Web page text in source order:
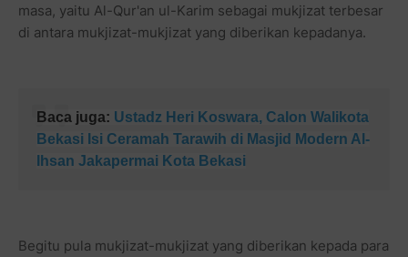
masa, yaitu Al-Qur'an ul-Karim sebagai mukjizat terbesar
di antara mukjizat-mukjizat yang diberikan kepadanya.
Baca juga: Ustadz Heri Koswara, Calon Walikota
Bekasi Isi Ceramah Tarawih di Masjid Modern Al-
Ihsan Jakapermai Kota Bekasi
Begitu pula mukjizat-mukjizat yang diberikan kepada para